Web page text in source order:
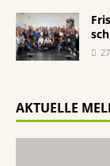
AKTUELLE